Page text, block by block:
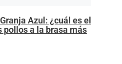
Azul: ¿cuál es el
pollos a la brasa más